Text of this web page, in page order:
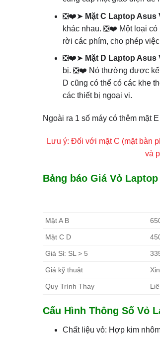
❎❤️➤ Mặt C Laptop Asus
khác nhau. ❎❤️ Một loại
rời các phím, cho phép
❎❤️➤ Mặt D Laptop Asus
bị. ❎❤️ Nó thường được
D cũng có thể có các khe
các thiết bị ngoại vi.
Ngoài ra 1 số máy có thêm mặt
Lưu ý: Đối với mặt C (mặt bàn
và
Bảng báo Giá Vỏ
Mặt A B
Mặt C D
Giá Sỉ: SL > 5
Giá kỹ thuật
Quy Trình Thay
Cấu Hình Thông Số Vỏ
Chất liệu vỏ: Hợp kim